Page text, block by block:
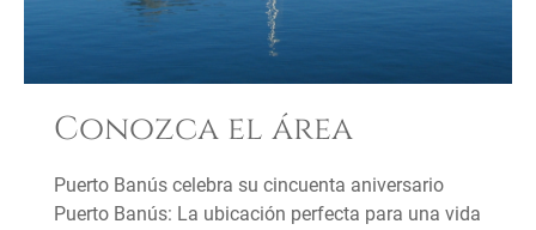
Conozca el área
Puerto Banús celebra su cincuenta aniversario
Puerto Banús: La ubicación perfecta para una vida